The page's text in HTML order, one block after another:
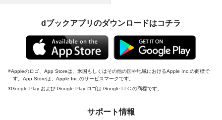
dブックアプリのダウンロードはコチラ
Appleのロゴ、App Storeは、米国もしくはその他の国や地域におけるApple Inc.の商標で
す。App Storeは、Apple Inc.のサービスマークです。
Google Play および Google Play ロゴは Google LLC の商標です。
サポート情報